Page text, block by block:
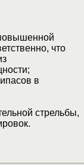
что
в
стрельбы,